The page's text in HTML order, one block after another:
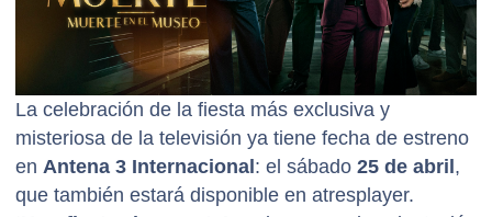
La celebración de la fiesta más exclusiva y
misteriosa de la televisión ya tiene fecha de estreno
en Antena 3 Internacional: el sábado 25 de abril,
que también estará disponible en atresplayer.